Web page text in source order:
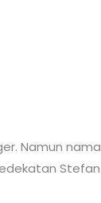
Namun nama
Stefan